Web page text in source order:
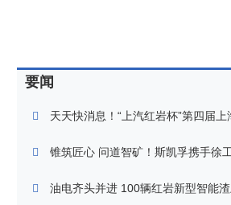
要闻
天天快消息！“上汽红岩杯”第四届上
锥筑匠心 问道智矿！斯凯孚携手徐工
油电齐头并进 100辆红岩新型智能渣